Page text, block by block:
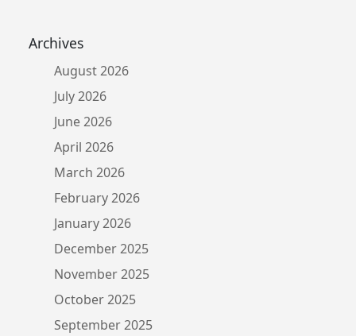
Archives
August 2026
July 2026
June 2026
April 2026
March 2026
February 2026
January 2026
December 2025
November 2025
October 2025
September 2025